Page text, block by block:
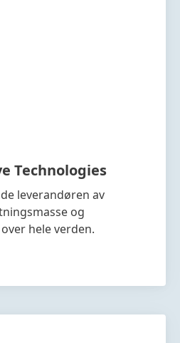
Technologies
leverandøren av
og
hele verden.